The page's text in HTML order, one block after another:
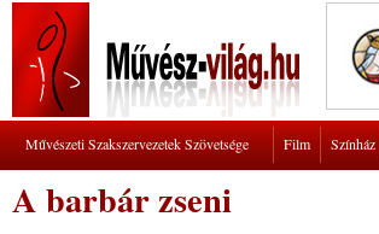
Művészeti Szakszervezetek Szövetsége Film Színház
A barbár zseni